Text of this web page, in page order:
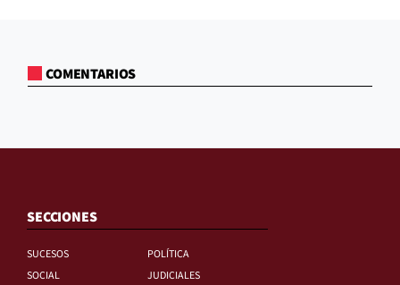
COMENTARIOS
SECCIONES
SUCESOS
POLÍTICA
SOCIAL
JUDICIALES